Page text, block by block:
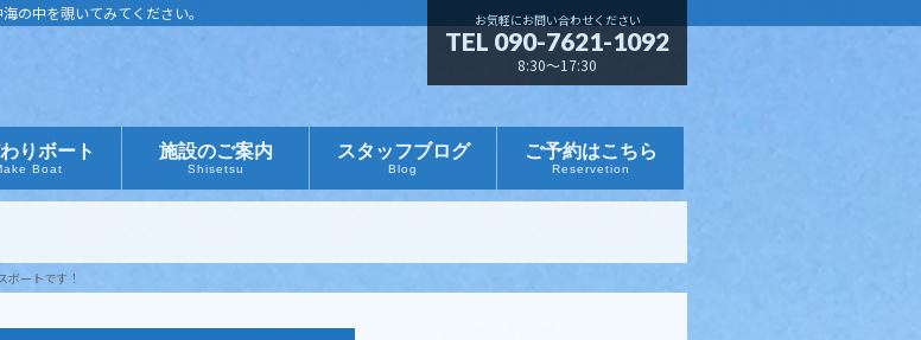
の中を覗いてみてください。 お気軽にお問い合わせください
TEL 090-7621-1092
8:30～17:30
りボート
Boat
施設のご案内
Shisetsu
スタッフブログ
Blog
ご予約はこちら
Reservetion
ボートです！